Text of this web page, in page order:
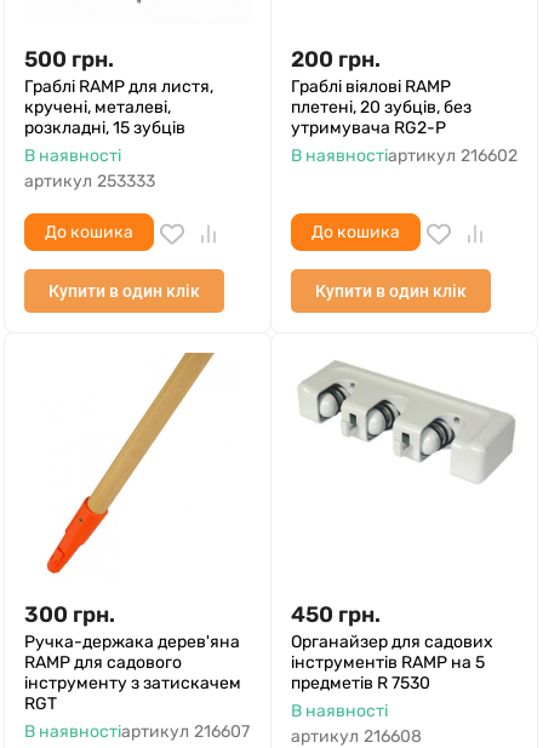
500 грн.
Граблі RAMP для листя,
кручені, металеві,
розкладні, 15 зубців
В наявності
артикул 253333
До кошика
Купити в один клік
200 грн.
Граблі віялові RAMP
плетені, 20 зубців, без
утримувача RG2-P
В наявностіартикул 216602
До кошика
Купити в один клік
300 грн.
Ручка-держака дерев'яна
RAMP для садового
інструменту з затискачем
RGT
В наявностіартикул 216607
450 грн.
Органайзер для садових
інструментів RAMP на 5
предметів R 7530
В наявності
артикул 216608